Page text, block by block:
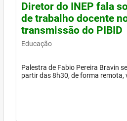
Diretor do INEP fala
de trabalho docente
transmissão do PIBID
Educação
Palestra de Fabio Pereira Bravin
partir das 8h30, de forma remota,